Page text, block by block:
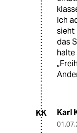
Ich
sieht
das
halte
KK Karl